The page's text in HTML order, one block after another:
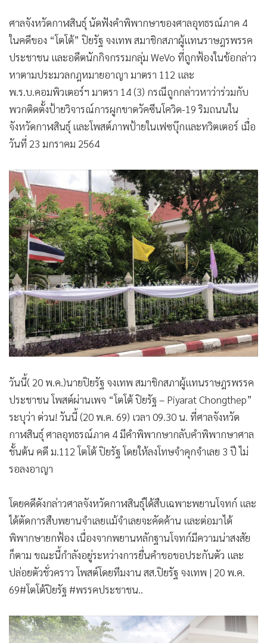
ศาลจังหวัดกาฬสินธุ์ นัดฟังคำพิพากษาของศาลอุทธรณ์ภาค 4
ในคดีของ “โตโต้” ปิยรัฐ จงเทพ สมาชิกสภาผู้แทนราษฎรพรรค
ประชาชน และอดีตนักกิจกรรมกลุ่ม WeVo ที่ถูกฟ้องในข้อกล่าว
หาตามประมวลกฎหมายอาญา มาตรา 112 และ
พ.ร.บ.คอมพิวเตอร์ฯ มาตรา 14 (3) กรณีถูกกล่าวหาว่าร่วมกับ
พวกติดตั้งป้ายวิจารณ์การผูกขาดวัคซีนโควิด-19 ริมถนนใน
จังหวัดกาฬสินธุ์ และโพสต์ภาพป้ายในเฟซบุ๊กและทวิตเตอร์ เมื่อ
วันที่ 23 มกราคม 2564
วันนี้( 20 พ.ค.)นายปิยรัฐ จงเทพ สมาชิกสภาผู้แทนราษฎรพรรค
ประชาชน โพสต์ผ่านเพจ “โตโต้ ปิยรัฐ – Piyarat Chongthep”
ระบุว่า ด่วน! วันนี้ (20 พ.ค. 69) เวลา 09.30 น. ที่ศาลจังหวัด
กาฬสินธุ์ ศาลอุทธรณ์ภาค 4 มีคำพิพากษากลับคำพิพากษาศาล
ชั้นต้น คดี ม.112 โตโต้ ปิยรัฐ โดยให้ลงโทษจำคุกจำเลย 3 ปี ไม่
รอลงอาญา
โดยคดีดังกล่าวศาลจังหวัดกาฬสินธุ์ได้สืบเฉพาะพยานโจทก์ และ
ได้ตัดการสืบพยานจำเลยแม้จำเลยจะคัดค้าน และต่อมาได้
พิพากษายกฟ้อง เนื่องจากพยานหลักฐานโจทก์มีความน่าสงสัย
ก็ตาม ขณะนี้กำลังอยู่ระหว่างการยื่นคำขอขอประกันตัว และ
ปล่อยตัวชั่วคราว โพสต์โดยทีมงาน สส.ปิยรัฐ จงเทพ | 20 พ.ค.
69#โตโต้ปิยรัฐ #พรรคประชาชน..